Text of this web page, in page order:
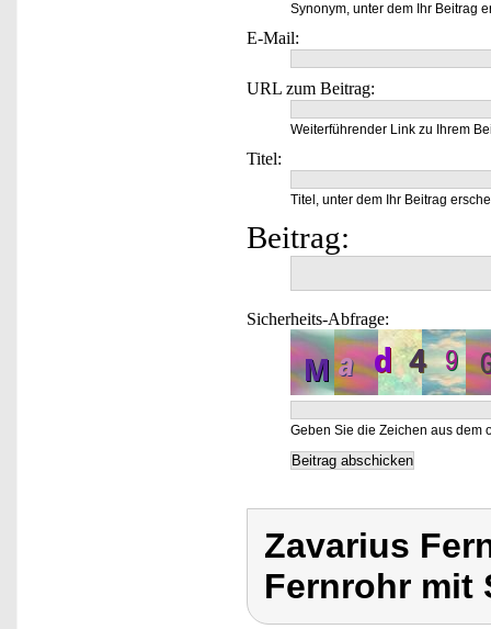
Synonym, unter dem Ihr Beitrag
E-Mail:
URL zum Beitrag:
Weiterführender Link zu Ihrem
Titel:
Titel, unter dem Ihr Beitrag
Beitrag:
Sicherheits-Abfrage:
Geben Sie die Zeichen aus dem
Zavarius
Fernrohr mit